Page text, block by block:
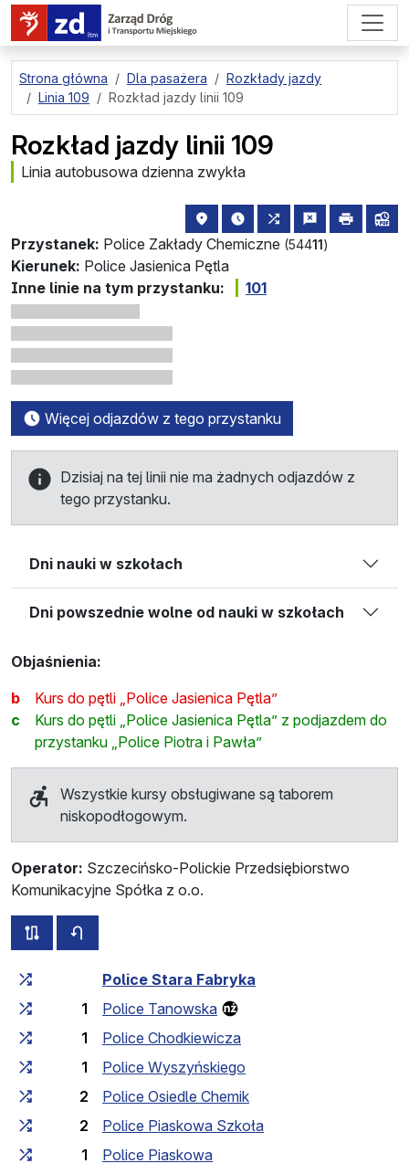
przejdź do treści strony
Strona główna Dla pasażera
Rozkłady jazdy
Linia 109
Rozkład jazdy linii 109
Rozkład jazdy linii 109
Linia autobusowa dzienna zwykła
Przystanek: Police Zakłady Chemiczne (54411)
lokalizacja przystanku na mapie
najbliższe odjazdy z tego
wszystkie linie
zgłośdrukuj
Kierunek: Police Jasienica Pętla
Inne linie na tym przystanku:
101
Więcej odjazdów z tego przystanku
Dzisiaj na tej linii nie ma żadnych odjazdów z
tego przystanku.
Dni nauki w szkołach
Dni powszednie wolne od nauki w szkołach
Objaśnienia:
b
Kurs do pętli „Police Jasienica Pętla”
c
Kurs do pętli „Police Jasienica Pętla” z podjazdem do
przystanku „Police Piotra i Pawła”
Wszystkie kursy obsługiwane są taborem
niskopodłogowym.
Operator: Szczecińsko-Polickie Przedsiębiorstwo
Komunikacyjne Spółka z o.o.
wszystkie trasy tej linii
Czas przejazdu narastająco Czas przejazdu między
Police Stara Fabryka
1
Police Tanowska
1
Police Chodkiewicza
1
Police Wyszyńskiego
2
Police Osiedle Chemik
2
Police Piaskowa Szkoła
1
Police Piaskowa